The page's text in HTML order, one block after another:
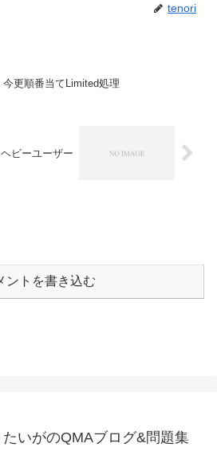
tenori
今更順番当てLimited処理
ビーユーザー
ントを書き込む
いがのQMAブログ&問題集